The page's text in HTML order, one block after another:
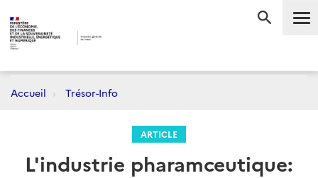
Accueil Trésor-Info
ARTICLE
L'industrie pharamceutique: